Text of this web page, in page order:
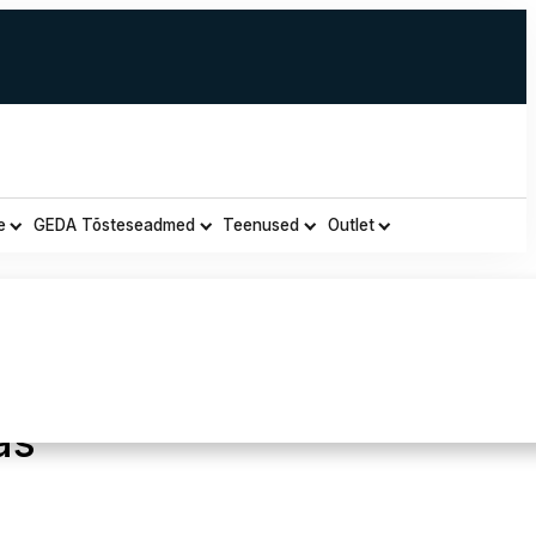
GEDA Tõsteseadmed Teenused Outlet